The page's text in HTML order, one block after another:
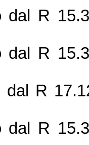
dal R
dal R
R
dal R